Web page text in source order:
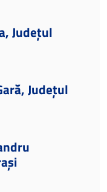
Județul
Județul